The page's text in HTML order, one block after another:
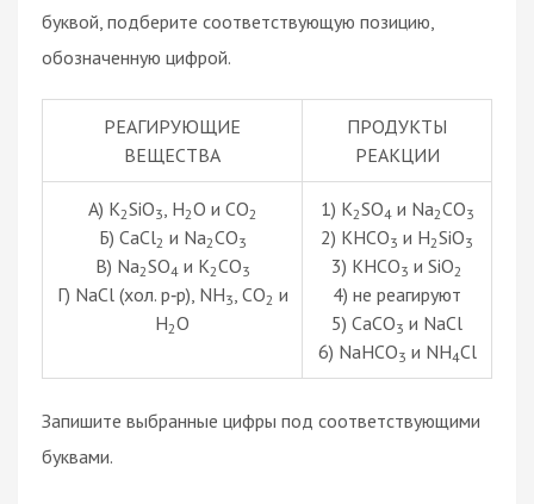
буквой, подберите соответствующую позицию,
обозначенную цифрой.
РЕАГИРУЮЩИЕ
ВЕЩЕСТВА
ПРОДУКТЫ
РЕАКЦИИ
А) K2SiO3 , H2O и CO2
Б) CaCl2 и Na2CO3
В) Na2SO4 и K2CO3
Г) NaCl (хол. р‑р), NH3 , CO2 и
H2O
1) K2SO4 и Na2CO3
2) KHCO3 и H2SiO3
3) KHCO3 и SiO2
4) не реагируют
5) CaCO3 и NaCl
6) NaHCO3 и NH4Cl
Запишите выбранные цифры под соответствующими
буквами.